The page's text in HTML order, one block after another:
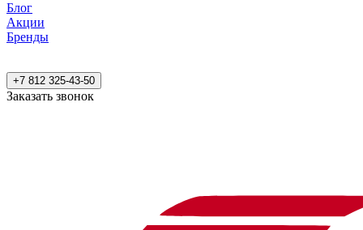
Блог
Акции
Бренды
+7 812 325-43-50
Заказать звонок